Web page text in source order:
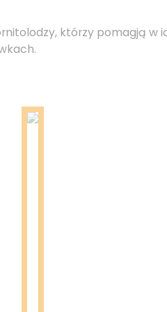
którzy pomagją w